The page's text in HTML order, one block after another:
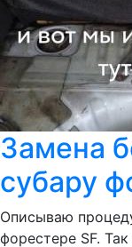
Замена
субару
Описываю
форестере SF.